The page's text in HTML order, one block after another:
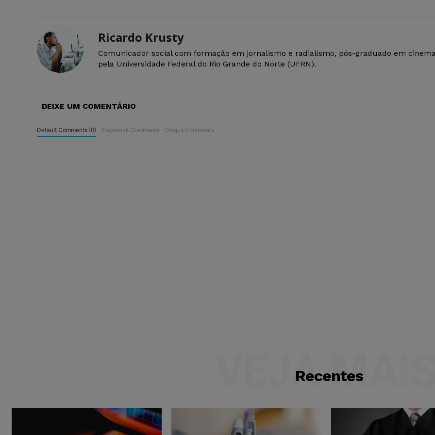
Ricardo Krusty
Comunicador social com formação em jornalismo e radialismo, pós-graduado em
pela Universidade Federal do Rio Grande do Norte (UFRN).
DEIXE UM COMENTÁRIO
Default Comments (0) Facebook Comments Disqus Comments
Recentes
VEJA